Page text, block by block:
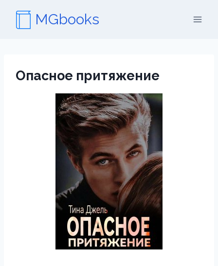
содержимому
MGbooks
Опасное притяжение